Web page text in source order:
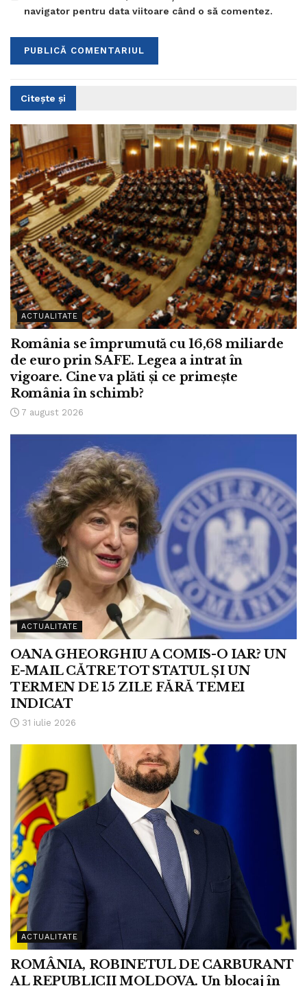
navigator pentru data viitoare când o să comentez.
Citește și
ACTUALITATE
România se împrumută cu 16,68 miliarde
de euro prin SAFE. Legea a intrat în
vigoare. Cine va plăti și ce primește
România în schimb?
7 august 2026
ACTUALITATE
OANA GHEORGHIU A COMIS-O IAR? UN
E-MAIL CĂTRE TOT STATUL ȘI UN
TERMEN DE 15 ZILE FĂRĂ TEMEI
INDICAT
31 iulie 2026
ACTUALITATE
ROMÂNIA, ROBINETUL DE CARBURANT
AL REPUBLICII MOLDOVA. Un blocaj în